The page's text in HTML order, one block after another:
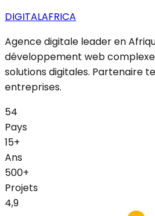
DIGITALAFRICA
Agence digitale leader en
développement web
solutions digitales. Partenaire
entreprises.
54
Pays
15+
Ans
500+
Projets
4,9